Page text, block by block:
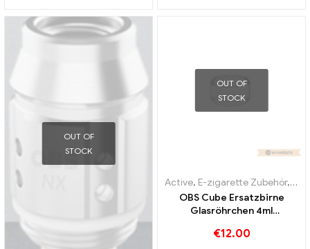
OUT OF
STOCK
OUT OF
STOCK
Active, E-zigarette Zubehör,
OBS Cube Ersatzbirne
Glasröhrchen 4ml
Großhandel丨Custom
€12.00